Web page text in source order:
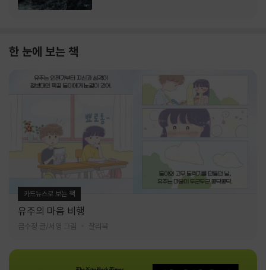
한 눈에 보는 책
카드뉴스로 보는 책
유주의 마음 비행
금수정 글/서영 그림 찰리북